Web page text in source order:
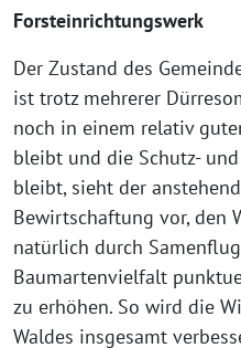
Forsteinrichtungswerk
Der Zustand des
ist trotz mehrerer
noch in einem relativ
bleibt und die Schutz-
bleibt, sieht der
Bewirtschaftung vor, den
natürlich durch
Baumartenvielfalt
zu erhöhen. So wird die
Waldes insgesamt